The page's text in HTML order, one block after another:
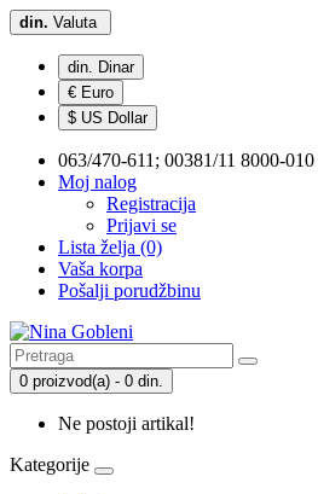
din. Valuta
din. Dinar
€ Euro
$ US Dollar
063/470-611; 00381/11 8000-010
Moj nalog
Registracija
Prijavi se
Lista želja (0)
Vaša korpa
Pošalji porudžbinu
0 proizvod(a) - 0 din.
Ne postoji artikal!
Kategorije